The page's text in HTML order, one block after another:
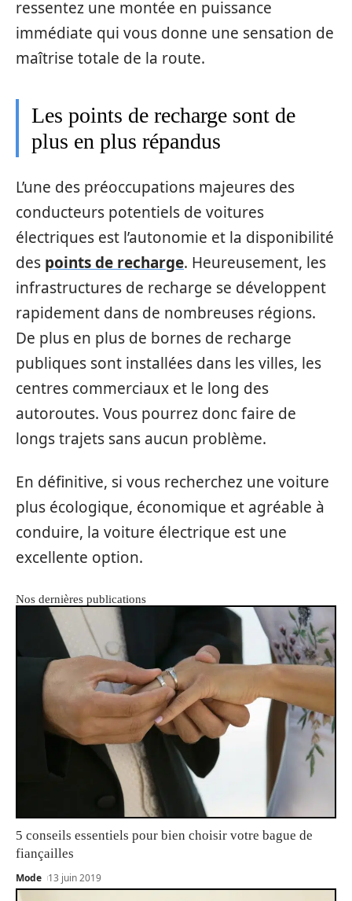
ressentez une montée en puissance
immédiate qui vous donne une sensation de
maîtrise totale de la route.
Les points de recharge sont de
plus en plus répandus
L’une des préoccupations majeures des
conducteurs potentiels de voitures
électriques est l’autonomie et la disponibilité
des points de recharge. Heureusement, les
infrastructures de recharge se développent
rapidement dans de nombreuses régions.
De plus en plus de bornes de recharge
publiques sont installées dans les villes, les
centres commerciaux et le long des
autoroutes. Vous pourrez donc faire de
longs trajets sans aucun problème.
En définitive, si vous recherchez une voiture
plus écologique, économique et agréable à
conduire, la voiture électrique est une
excellente option.
Nos dernières publications
5 conseils essentiels pour bien choisir votre bague de
fiançailles
Mode 13 juin 2019